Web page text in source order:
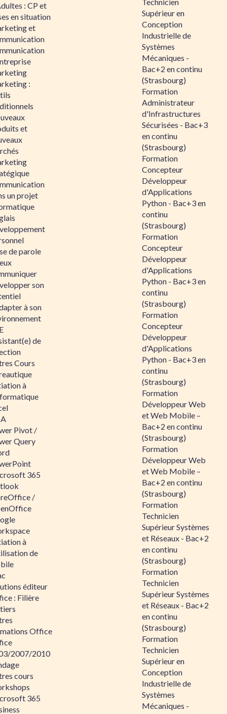
: CP et
en situation
et
:
et
un projet
de parole
son
à son
de
Cours
à
Pivot /
Query
365
/
à
de
éditeur
: Filière
Office
2007/2010
cours
365
Supérieur en
Conception
Industrielle de
Systèmes
Mécaniques -
Bac+2 en continu
(Strasbourg)
Formation
Administrateur
d'Infrastructures
Sécurisées - Bac+3
en continu
(Strasbourg)
Formation
Concepteur
Développeur
d'Applications
Python - Bac+3 en
continu
(Strasbourg)
Formation
Concepteur
Développeur
d'Applications
Python - Bac+3 en
continu
(Strasbourg)
Formation
Concepteur
Développeur
d'Applications
Python - Bac+3 en
continu
(Strasbourg)
Formation
Développeur Web
et Web Mobile –
Bac+2 en continu
(Strasbourg)
Formation
Développeur Web
et Web Mobile –
Bac+2 en continu
(Strasbourg)
Formation
Technicien
Supérieur Systèmes
et Réseaux - Bac+2
en continu
(Strasbourg)
Formation
Technicien
Supérieur Systèmes
et Réseaux - Bac+2
en continu
(Strasbourg)
Formation
Technicien
Supérieur en
Conception
Industrielle de
Systèmes
Mécaniques -